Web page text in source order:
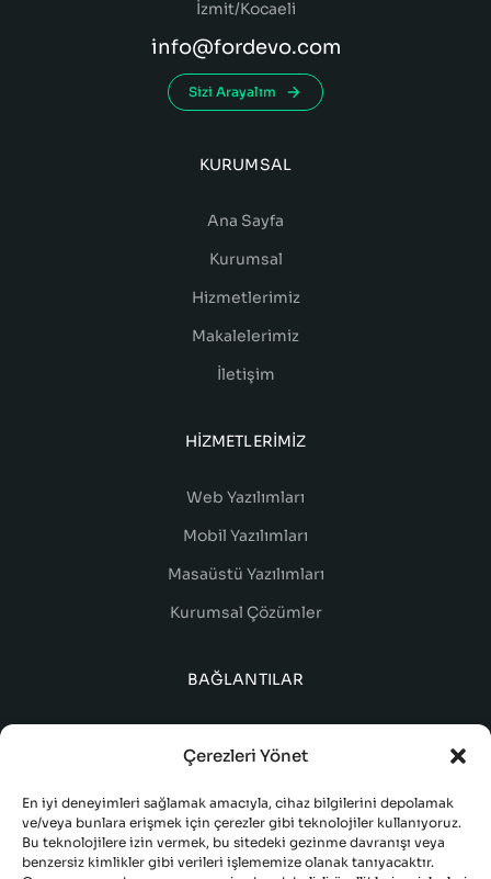
Çerezleri Yönet
En iyi deneyimleri sağlamak amacıyla, cihaz bilgilerini depolamak
ve/veya bunlara erişmek için çerezler gibi teknolojiler kullanıyoruz.
Bu teknolojilere izin vermek, bu sitedeki gezinme davranışı veya
benzersiz kimlikler gibi verileri işlememize olanak tanıyacaktır.
İzmit/Kocaeli
info@fordevo.com
Sizi Arayalım
KURUMSAL
Ana Sayfa
Kurumsal
Hizmetlerimiz
Makalelerimiz
İletişim
HIZMETLERIMIZ
Web Yazılımları
Mobil Yazılımları
Masaüstü Yazılımları
Kurumsal Çözümler
BAĞLANTILAR